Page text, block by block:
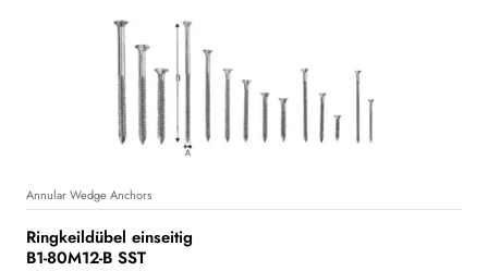
Annular Wedge Anchors
Ringkeildübel einseitig
B1-80M12-B SST